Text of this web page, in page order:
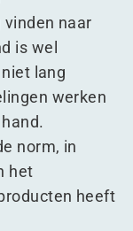
naar
is wel
lang
werken
norm, in
het
heeft